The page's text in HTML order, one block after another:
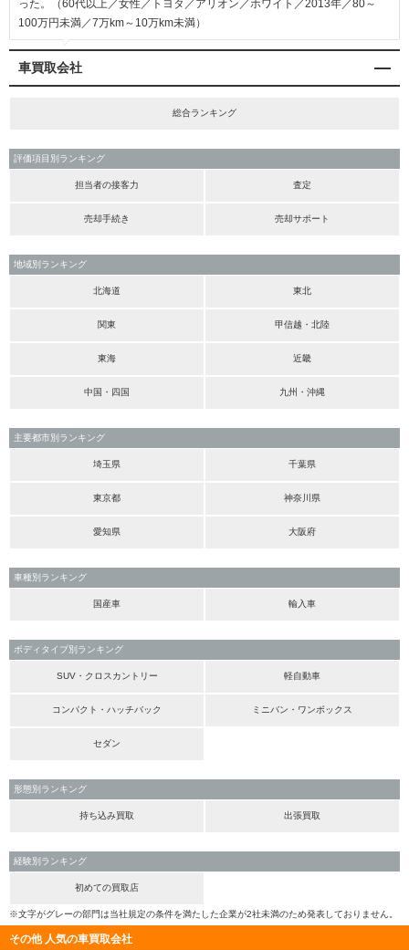
った。（60代以上／女性／トヨタ／アリオン／ホワイト／2013年／80～
100万円未満／7万km～10万km未満）
車買取会社
総合ランキング
評価項目別ランキング
担当者の接客力 査定
売却手続き 売却サポート
地域別ランキング
北海道 東北
関東 甲信越・北陸
東海 近畿
中国・四国 九州・沖縄
主要都市別ランキング
埼玉県 千葉県
東京都 神奈川県
愛知県 大阪府
車種別ランキング
国産車 輸入車
ボディタイプ別ランキング
SUV・クロスカントリー 軽自動車
コンパクト・ハッチバック ミニバン・ワンボックス
セダン
形態別ランキング
持ち込み買取 出張買取
経験別ランキング
初めての買取店
※文字がグレーの部門は当社規定の条件を満たした企業が2社未満のため発表しておりません。
その他 人気の車買取会社